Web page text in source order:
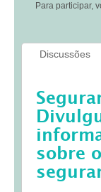
Para participar,
Discussões
sobre